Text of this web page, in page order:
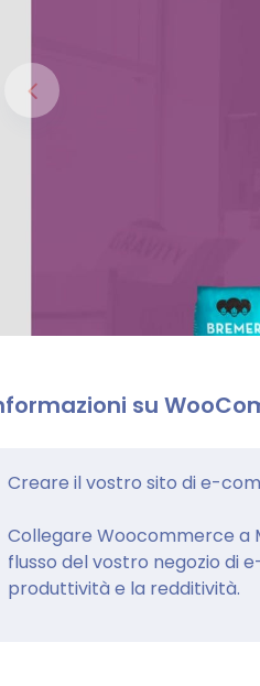
su
Creare il vostro sito di e-
Collegare Woocommerce a
flusso del vostro negozio di
produttività e la redditività.